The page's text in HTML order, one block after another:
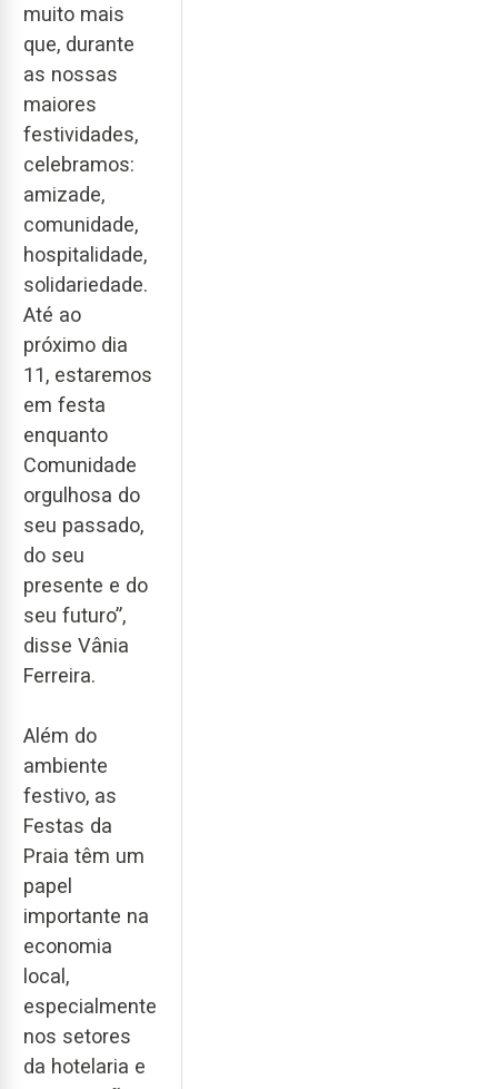
muito mais
que, durante
as nossas
maiores
festividades,
celebramos:
amizade,
comunidade,
hospitalidade,
solidariedade.
Até ao
próximo dia
11, estaremos
em festa
enquanto
Comunidade
orgulhosa do
seu passado,
do seu
presente e do
seu futuro”,
disse Vânia
Ferreira.
Além do
ambiente
festivo, as
Festas da
Praia têm um
papel
importante na
economia
local,
especialmente
nos setores
da hotelaria e